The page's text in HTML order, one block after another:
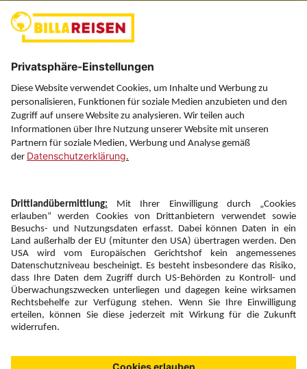
Über uns
Service
Information
Folgen Sie uns auf
Newsletter:
Anmelden
Fairness und
Unsere Inhalte: Standards und